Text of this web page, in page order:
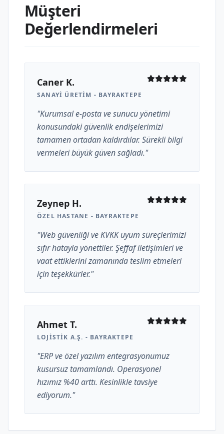
Müşteri
Değerlendirmeleri
Caner K.
SANAYI ÜRETIM - BAYRAKTEPE
"Kurumsal e-posta ve sunucu yönetimi
konusundaki güvenlik endişelerimizi
tamamen ortadan kaldırdılar. Sürekli bilgi
vermeleri büyük güven sağladı."
Zeynep H.
ÖZEL HASTANE - BAYRAKTEPE
"Web güvenliği ve KVKK uyum süreçlerimizi
sıfır hatayla yönettiler. Şeffaf iletişimleri ve
vaat ettiklerini zamanında teslim etmeleri
için teşekkürler."
Ahmet T.
LOJISTIK A.Ş. - BAYRAKTEPE
"ERP ve özel yazılım entegrasyonumuz
kusursuz tamamlandı. Operasyonel
hızımız %40 arttı. Kesinlikle tavsiye
ediyorum."